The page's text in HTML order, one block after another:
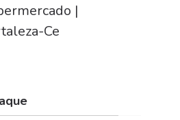
|
Ce